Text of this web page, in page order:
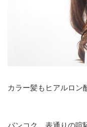
カラー髪もヒアルロン
バンコク、表通りの喧